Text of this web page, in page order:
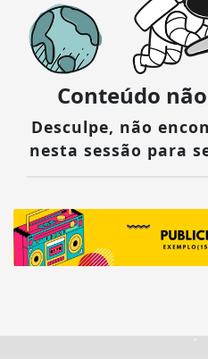
Conteúdo
Desculpe, não
nesta sessão para